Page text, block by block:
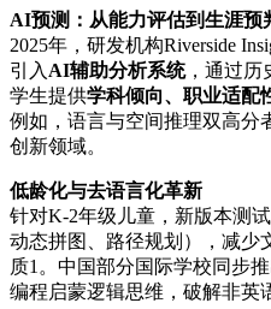
AI预测：从能力评估到生涯预
2025年，研发机构Riverside
引入AI辅助分析系统，通过历
学生提供学科倾向、职业适配
例如，语言与空间推理双高分
创新领域。
低龄化与去语言化革新
针对K-2年级儿童，新版本测
动态拼图、路径规划），减少
质1。中国部分国际学校同步
编程启蒙逻辑思维，破解非英